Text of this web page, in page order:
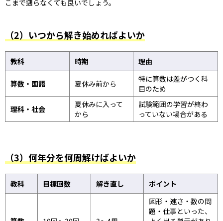
こまで遡らなくても良いでしょう。
（2）いつから解き始めればよいか
教科 時期 理由
算数・国語 夏休み前から
特に算数は差がつく科
目のため
理科・社会
夏休みに入って
から
試験範囲の学習が終わ
っていない場合がある
（3）何年分を何周解けばよいか
教科 目標回数 解き直し ポイント
図形・速さ・数の問
題・仕事といった、